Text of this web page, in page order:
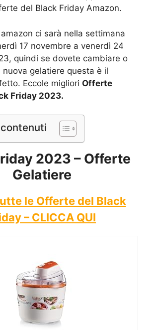
del Black Friday Amazon.
ci sarà nella settimana
17 novembre a venerdì 24
quindi se dovete cambiare o
nuova gelatiere questa è il
Eccole migliori Offerte
Friday 2023.
2023 – Offerte
Gelatiere
le Offerte del Black
– CLICCA QUI